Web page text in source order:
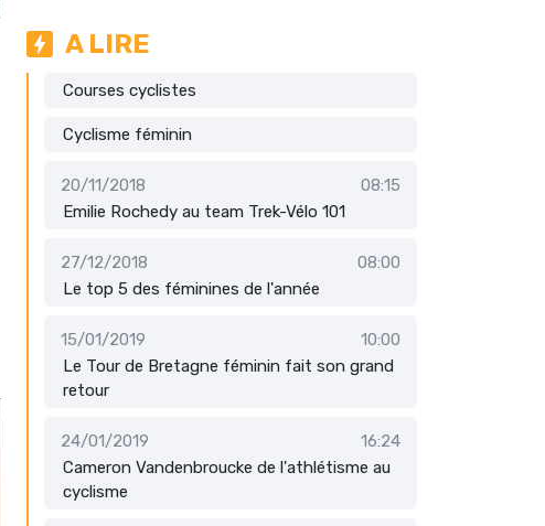
A LIRE
Courses cyclistes
Cyclisme féminin
20/11/2018
08:15
Emilie Rochedy au team Trek-Vélo 101
27/12/2018
08:00
Le top 5 des féminines de l'année
15/01/2019
10:00
Le Tour de Bretagne féminin fait son grand
retour
24/01/2019
16:24
Cameron Vandenbroucke de l'athlétisme au
cyclisme